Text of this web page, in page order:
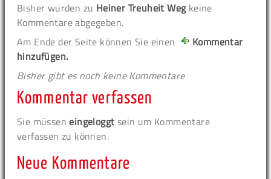
Bisher wurden zu Heiner Treuheit Wegkeine
Kommentare abgegeben.
Am Ende der Seite können Sie einen
Kommentar
hinzufügen.
Bisher gibt es noch keine Kommentare
Kommentar verfassen
Sie müsseneingeloggt sein um Kommentare
verfassen zu können.
Neue Kommentare